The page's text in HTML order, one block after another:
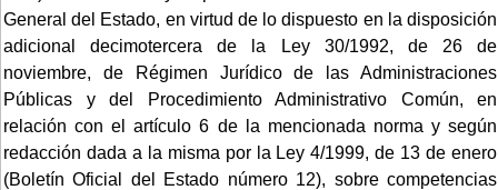
General del Estado, en virtud de lo dispuesto en la disposición
adicional decimotercera de la Ley 30/1992, de 26 de
noviembre, de Régimen Jurídico de las Administraciones
Públicas y del Procedimiento Administrativo Común, en
relación con el artículo 6 de la mencionada norma y según
redacción dada a la misma por la Ley 4/1999, de 13 de enero
(Boletín Oficial del Estado número 12), sobre competencias